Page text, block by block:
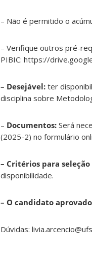
– Não é permitido o
– Verifique outros pré-
PIBIC: https://
– Desejável: ter
disciplina sobre
– Documentos: Será
(2025-2) no formulário
– Critérios para seleção
disponibilidade.
– O candidato
Dúvidas: